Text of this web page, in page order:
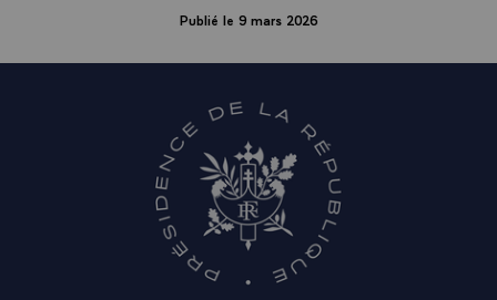
Publié le 9 mars 2026